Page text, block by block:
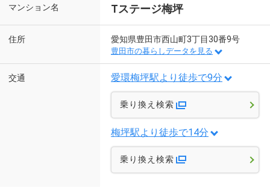
マンション名 Tステージ梅坪
住所 愛知県豊田市西山町3丁目30番9号
豊田市の暮らしデータを見る
交通 愛環梅坪駅より徒歩で9分
乗り換え検索
梅坪駅より徒歩で14分
乗り換え検索